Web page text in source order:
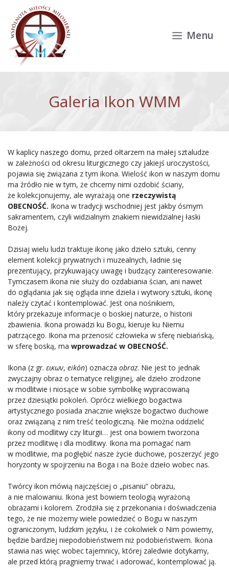
Przejdź do treści
Menu
Galeria Ikon WMM
W kaplicy naszego domu, przed ołtarzem na małej sztaludze
w zależności od okresu liturgicznego czy jakiejś uroczystości,
pojawia się związana z tym ikona. Wielość ikon w naszym domu
ma źródło nie w tym, że chcemy nimi ozdobić ściany,
że kolekcjonujemy, ale wyrażają one rzeczywistą
OBECNOŚĆ. Ikona w tradycji wschodniej jest jakby ósmym
sakramentem, czyli widzialnym znakiem niewidzialnej łaski
Bożej.
Dzisiaj wielu ludzi traktuje ikonę jako dzieło sztuki, cenny
element kolekcji prywatnych i muzealnych, ładnie się
prezentujący, przykuwający uwagę i budzący zainteresowanie.
Tymczasem ikona nie służy do ozdabiania ścian, ani nawet
do oglądania jak się ogląda inne dzieła i wytwory sztuki, ikonę
należy czytać i kontemplować. Jest ona nośnikiem,
który przekazuje informacje o boskiej naturze, o historii
zbawienia. Ikona prowadzi ku Bogu, kieruje ku Niemu
patrzącego. Ikona ma przenosić człowieka w sferę niebiańską,
w sferę boską, ma wprowadzać w OBECNOŚĆ.
Ikona (z gr. εικων, eikón) oznacza obraz. Nie jest to jednak
zwyczajny obraz o tematyce religijnej, ale dzieło zrodzone
w modlitwie i niosące w sobie symbolikę wypracowaną
przez dziesiątki pokoleń. Oprócz wielkiego bogactwa
artystycznego posiada znacznie większe bogactwo duchowe
oraz związaną z nim treść teologiczną. Nie można oddzielić
ikony od modlitwy czy liturgii… jest ona bowiem tworzona
przez modlitwę i dla modlitwy. Ikona ma pomagać nam
w modlitwie, ma pogłębić nasze życie duchowe, poszerzyć jego
horyzonty w spojrzeniu na Boga i na Boże dzieło wobec nas.
Twórcy ikon mówią najczęściej o „pisaniu” obrazu,
a nie malowaniu. Ikona jest bowiem teologią wyrażoną
obrazami i kolorem. Zrodziła się z przekonania i doświadczenia
tego, że nie możemy wiele powiedzieć o Bogu w naszym
ograniczonym, ludzkim języku, i że cokolwiek o Nim powiemy,
będzie bardziej niepodobieństwem niż podobieństwem. Ikona
stawia nas więc wobec tajemnicy, której zaledwie dotykamy,
ale przed którą pragniemy trwać i adorować, kontemplować ją.